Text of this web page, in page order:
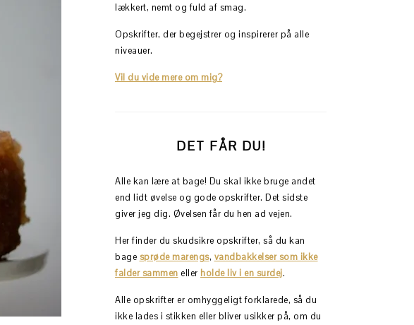
lækkert, nemt og fuld af smag.
Opskrifter, der begejstrer og inspirerer på alle
niveauer.
Vil du vide mere om mig?
DET FÅR DU!
Alle kan lære at bage! Du skal ikke bruge andet
end lidt øvelse og gode opskrifter. Det sidste
giver jeg dig. Øvelsen får du hen ad vejen.
Her finder du skudsikre opskrifter, så du kan
bage sprøde marengs, vandbakkelser som ikke
falder sammen eller holde liv i en surdej.
Alle opskrifter er omhyggeligt forklarede, så du
ikke lades i stikken eller bliver usikker på, om du